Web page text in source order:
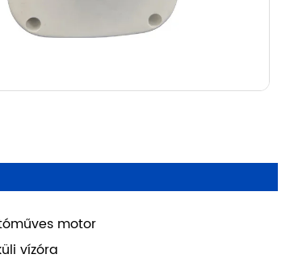
motor
vízóra